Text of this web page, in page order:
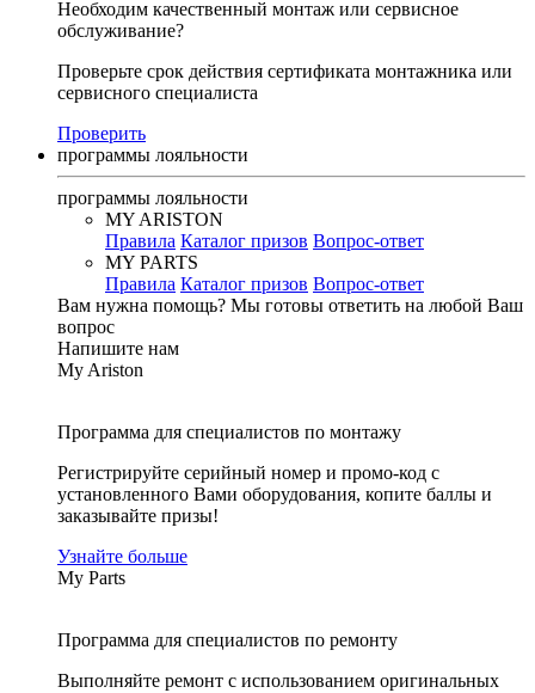
Необходим качественный монтаж или сервисное
обслуживание?
Проверьте срок действия сертификата монтажника или
сервисного специалиста
Проверить
программы лояльности
программы лояльности
MY ARISTON
Правила Каталог призов Вопрос-ответ
MY PARTS
Правила Каталог призов Вопрос-ответ
Вам нужна помощь? Мы готовы ответить на любой Ваш
вопрос
Напишите нам
My Ariston
Программа для специалистов по монтажу
Регистрируйте серийный номер и промо-код с
установленного Вами оборудования, копите баллы и
заказывайте призы!
Узнайте больше
My Parts
Программа для специалистов по ремонту
Выполняйте ремонт с использованием оригинальных